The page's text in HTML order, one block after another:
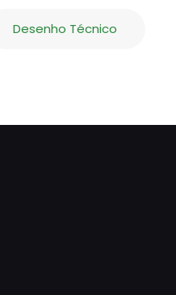
Desenho Técnico